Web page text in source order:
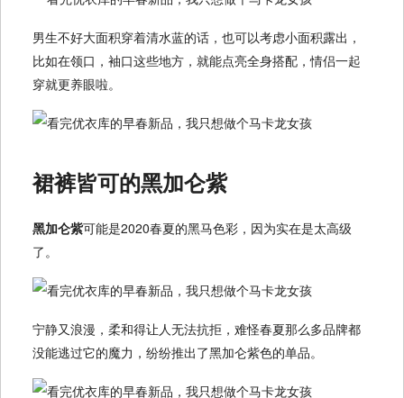
男生不好大面积穿着清水蓝的话，也可以考虑小面积露出，
比如在领口，袖口这些地方，就能点亮全身搭配，情侣一起
穿就更养眼啦。
裙裤皆可的黑加仑紫
黑加仑紫可能是2020春夏的黑马色彩，因为实在是太高级
了。
宁静又浪漫，柔和得让人无法抗拒，难怪春夏那么多品牌都
没能逃过它的魔力，纷纷推出了黑加仑紫色的单品。